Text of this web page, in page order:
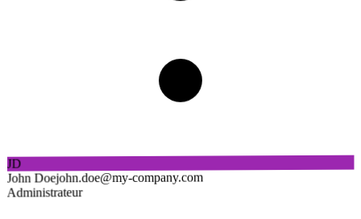
JD
John Doejohn.doe@my-company.com
Administrateur